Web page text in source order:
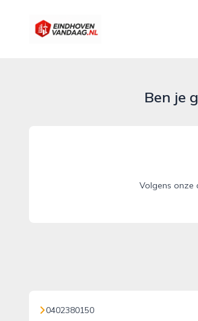
eindhovenvandaag.nl
Ben je
Volgens onze
0402380150